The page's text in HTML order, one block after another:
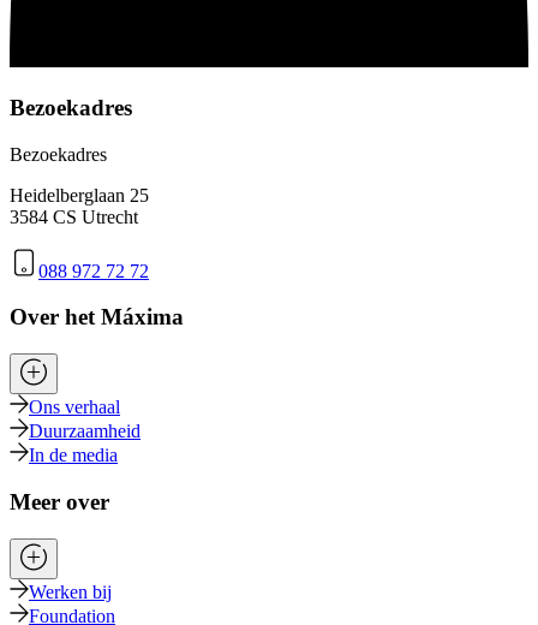
Bezoekadres
Bezoekadres
Heidelberglaan 25
3584 CS Utrecht
088 972 72 72
Over het Máxima
Ons verhaal
Duurzaamheid
In de media
Meer over
Werken bij
Foundation